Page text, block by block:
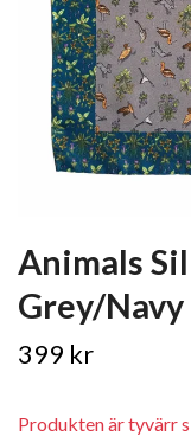
Animals
Grey/
399 kr
Produkten är tyvärr